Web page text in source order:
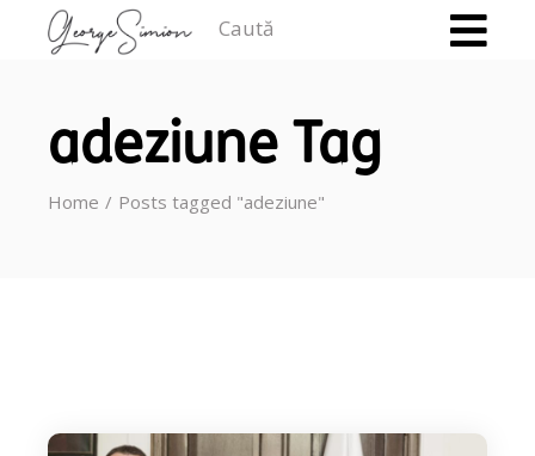
adeziune Tag
Home Posts tagged "adeziune"